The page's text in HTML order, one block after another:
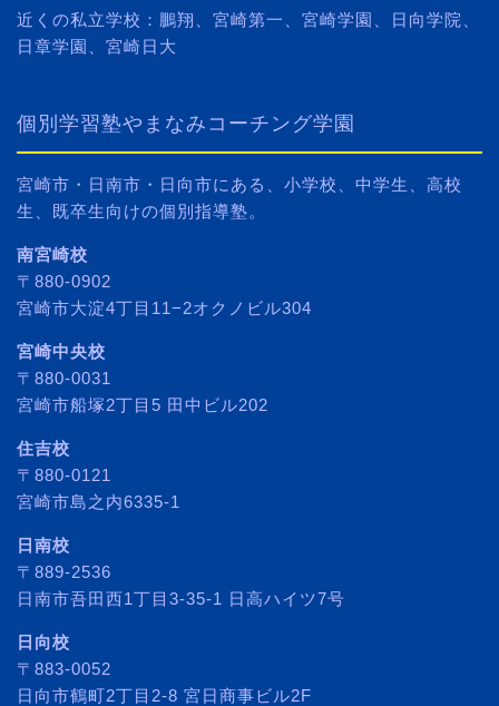
近くの私立学校：鵬翔、宮崎第一、宮崎学園、日向学院、
日章学園、宮崎日大
個別学習塾やまなみコーチング学園
宮崎市・日南市・日向市にある、小学校、中学生、高校
生、既卒生向けの個別指導塾。
南宮崎校
〒880-0902
宮崎市大淀4丁目11−2オクノビル304
宮崎中央校
〒880-0031
宮崎市船塚2丁目5 田中ビル202
住吉校
〒880-0121
宮崎市島之内6335-1
日南校
〒889-2536
日南市吾田西1丁目3-35-1 日高ハイツ7号
日向校
〒883-0052
日向市鶴町2丁目2-8 宮日商事ビル2F